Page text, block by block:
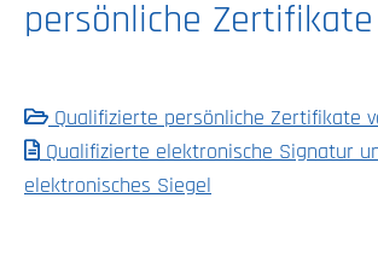
persönliche Zertifikate
Qualifizierte persönliche Zertifikate
Qualifizierte elektronische Signatur
elektronisches Siegel